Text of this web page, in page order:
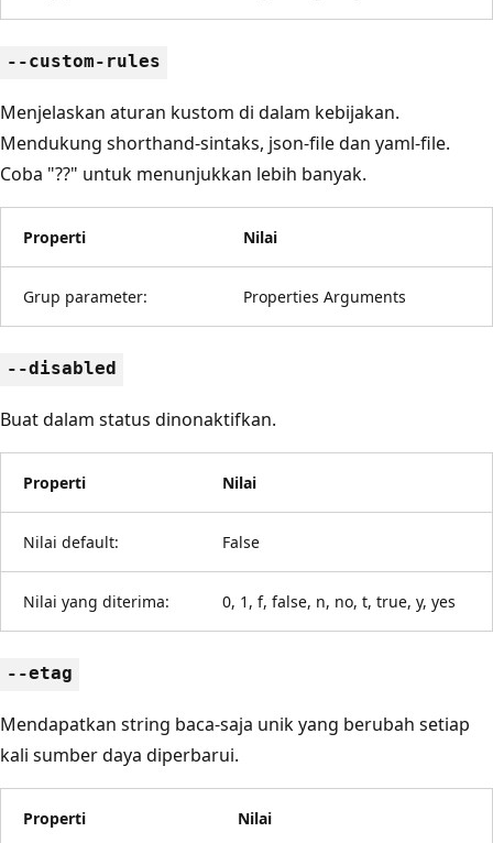
--custom-rules
Menjelaskan aturan kustom di dalam kebijakan.
Mendukung shorthand-sintaks, json-file dan yaml-file.
Coba "??" untuk menunjukkan lebih banyak.
Properti Nilai
Grup parameter: Properties Arguments
--disabled
Buat dalam status dinonaktifkan.
Properti Nilai
Nilai default: False
Nilai yang diterima: 0, 1, f, false, n, no, t, true, y, yes
--etag
Mendapatkan string baca-saja unik yang berubah setiap
kali sumber daya diperbarui.
Properti Nilai